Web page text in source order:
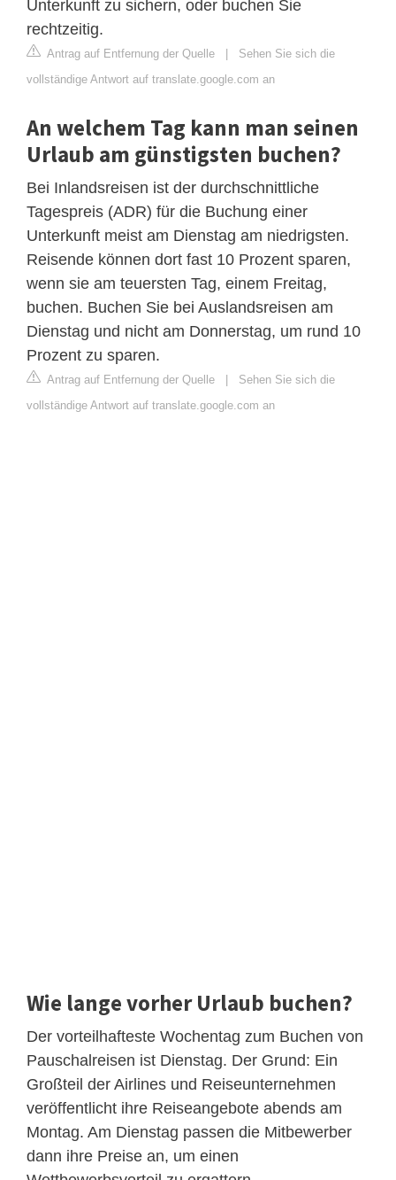
Unterkunft zu sichern, oder buchen Sie
rechtzeitig.
Antrag auf Entfernung der Quelle | Sehen Sie sich die
vollständige Antwort auf translate.google.com an
An welchem ​​Tag kann man seinen
Urlaub am günstigsten buchen?
Bei Inlandsreisen ist der durchschnittliche
Tagespreis (ADR) für die Buchung einer
Unterkunft meist am Dienstag am niedrigsten.
Reisende können dort fast 10 Prozent sparen,
wenn sie am teuersten Tag, einem Freitag,
buchen. Buchen Sie bei Auslandsreisen am
Dienstag und nicht am Donnerstag, um rund 10
Prozent zu sparen.
Antrag auf Entfernung der Quelle | Sehen Sie sich die
vollständige Antwort auf translate.google.com an
Wie lange vorher Urlaub buchen?
Der vorteilhafteste Wochentag zum Buchen von
Pauschalreisen ist Dienstag. Der Grund: Ein
Großteil der Airlines und Reiseunternehmen
veröffentlicht ihre Reiseangebote abends am
Montag. Am Dienstag passen die Mitbewerber
dann ihre Preise an, um einen